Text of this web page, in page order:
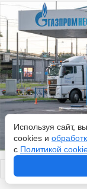
Используя сайт,
cookies и
с Политикой